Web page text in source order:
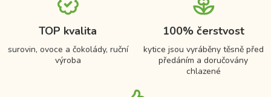
TOP kvalita
surovin, ovoce a čokolády, ruční
výroba
100% čerstvost
kytice jsou vyráběny těsně před
předáním a doručovány
chlazené